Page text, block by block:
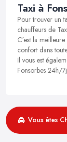
Taxi à
Pour trouver un
chauffeurs de
C’est la
confort dans
Il vous est
Fonsorbes 24h/
Vous êtes